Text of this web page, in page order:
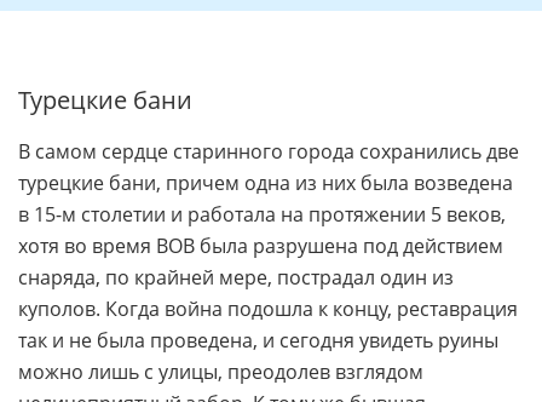
Турецкие бани
В самом сердце старинного города сохранились две
турецкие бани, причем одна из них была возведена
в 15-м столетии и работала на протяжении 5 веков,
хотя во время ВОВ была разрушена под действием
снаряда, по крайней мере, пострадал один из
куполов. Когда война подошла к концу, реставрация
так и не была проведена, и сегодня увидеть руины
можно лишь с улицы, преодолев взглядом